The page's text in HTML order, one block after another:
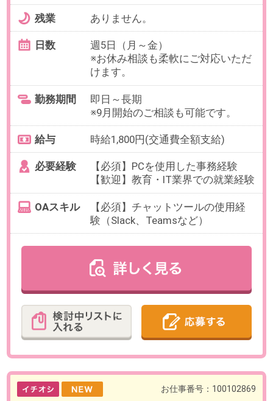
立川駅 徒歩7分
上でお選びいただけます。
【例】10:00～14:00、11:00～
15:00（各休憩なし）など
残業 ありません。
※曜日はお選びいただけます。
※お休み相談も柔軟にご対応いただ
勤務期間
即日～長期
※9月開始のご相談も可能です。
給与 時給1,950円(交通費全額支給)
販売など対人折衝経験、一人で外
勤・移動を行う業務経験
OAスキル
【必須】Excel・Word：基本的なス